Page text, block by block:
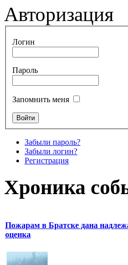
Авторизация
Логин
Пароль
Запомнить меня
Забыли пароль?
Забыли логин?
Регистрация
Хроника
Пожарам в Братске дана
оценка